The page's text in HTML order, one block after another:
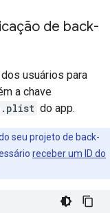
de back-
usuários para
a chave
do app.
seu projeto de back-
receber um ID do